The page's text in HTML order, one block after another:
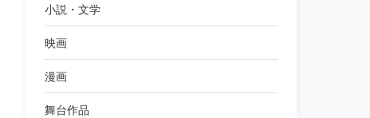
小説・文学
映画
漫画
舞台作品